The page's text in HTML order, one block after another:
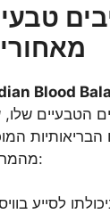
Blood
הטבעיים שלו,
הבריאותיות
מהמרכיבים המרכזיים:
לסייע